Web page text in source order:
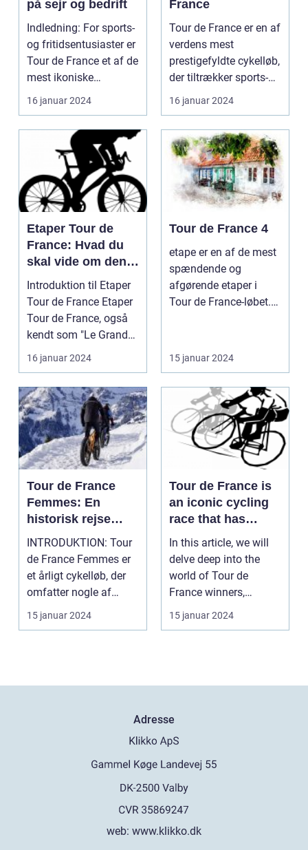
på sejr og bedrift
Indledning: For sports-
og fritidsentusiaster er
Tour de France et af de
mest ikoniske
begivenheder ...
16 januar 2024
France
Tour de France er en af
verdens mest
prestigefyldte cykelløb,
der tiltrækker sports-
og fritidsentus...
16 januar 2024
Etaper Tour de
France: Hvad du
skal vide om den
ultimative
cykelløbsudfordrin
g
Introduktion til Etaper
Tour de France Etaper
Tour de France, også
kendt som "Le Grand
Boucle", er ...
16 januar 2024
Tour de France 4
etape er en af de mest
spændende og
afgørende etaper i
Tour de France-løbet.
15 januar 2024
Tour de France
Femmes: En
historisk rejse
gennem kvinders
cykelløb
INTRODUKTION: Tour
de France Femmes er
et årligt cykelløb, der
omfatter nogle af
verdens bedste kvi...
15 januar 2024
Tour de France is
an iconic cycling
race that has
captivated sports
and leisure
enthusiasts for
over a century
In this article, we will
delve deep into the
world of Tour de
France winners,
shedding light on
15 januar 2024
Adresse
web: www.klikko.dk